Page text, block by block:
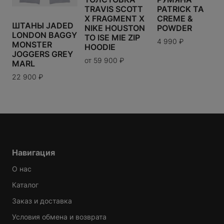
ШТАНЫ JADED
LONDON BAGGY
MONSTER
JOGGERS GREY
MARL
22 900 ₽
TRAVIS SCOTT
X FRAGMENT X
NIKE HOUSTON
TO ISE MIE ZIP
HOODIE
от 59 900 ₽
PATRICK TA
CREME &
POWDER
4 990 ₽
Навигация
О нас
Каталог
Заказ и доставка
Условия обмена и возврата